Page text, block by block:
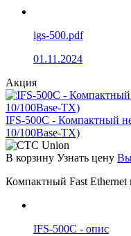
Размеры
безопасности
igs-500.pdf
01.11.2024
Акция
IFS-500C - Компактный
10/100Base-TX)
В корзину Узнать цену
Компактный Fast Ethernet
IFS-500C - опис